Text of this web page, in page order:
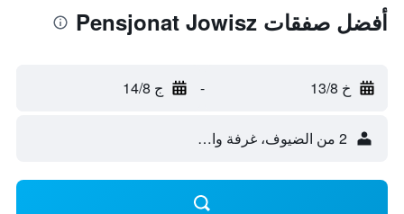
أفضل صفقات Pensjonat Jowisz
خ 13/8 - ج 14/8
2 من الضيوف، غرفة واحدة